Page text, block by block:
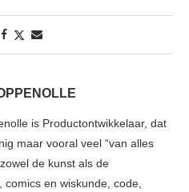
is Productontwikkelaar, dat
maar vooral veel “van alles
de kunst als de
en wiskunde, code,